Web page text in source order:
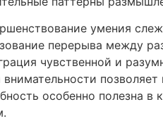
умения
перерыва между
чувственной и
особенно полезна